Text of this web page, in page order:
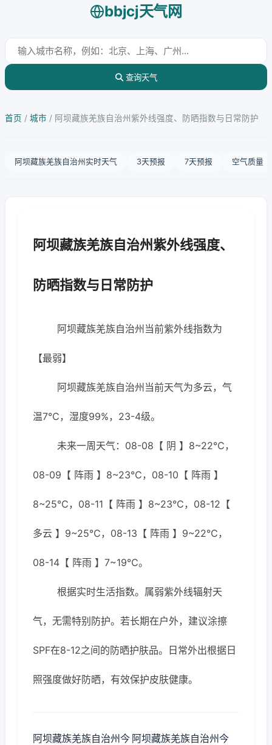
bbjcj天气网
查询天气
首页 / 城市 / 阿坝藏族羌族自治州紫外线强度、防晒指数与日常防护
阿坝藏族羌族自治州实时天气 3天预报 7天预报 空气质量
阿坝藏族羌族自治州紫外线强度、
防晒指数与日常防护
阿坝藏族羌族自治州当前紫外线指数为
【最弱】
阿坝藏族羌族自治州当前天气为多云，气
温7℃，湿度99%，23-4级。
未来一周天气：08-08【 阴 】8~22℃，
08-09【 阵雨 】8~23℃，08-10【 阵雨 】
8~25℃，08-11【 阵雨 】8~23℃，08-12【
多云 】9~25℃，08-13【 阵雨 】9~22℃，
08-14【 阵雨 】7~19℃。
根据实时生活指数。属弱紫外线辐射天
气，无需特别防护。若长期在户外，建议涂擦
SPF在8-12之间的防晒护肤品。日常外出根据日
照强度做好防晒，有效保护皮肤健康。
阿坝藏族羌族自治州今 阿坝藏族羌族自治州今